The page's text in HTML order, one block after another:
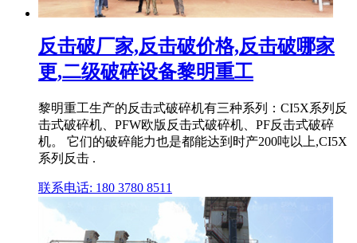
反击破厂家,反击破价格,反击破哪家
更,二级破碎设备黎明重工
黎明重工生产的反击式破碎机有三种系列：CI5X系列反
击式破碎机、PFW欧版反击式破碎机、PF反击式破碎
机。 它们的破碎能力也是都能达到时产200吨以上,CI5X
系列反击 .
联系电话: 180 3780 8511